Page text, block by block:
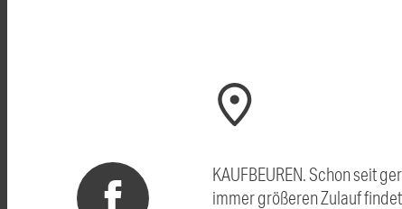
KAUFBEUREN. Schon seit
immer größeren Zulauf